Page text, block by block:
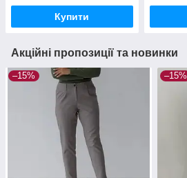
Купити
Акційні пропозиції та новинки
–15% –15%